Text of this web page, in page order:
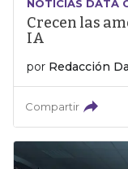
NOTICIAS DATA
Crecen las
IA
por Redacción
Compartir